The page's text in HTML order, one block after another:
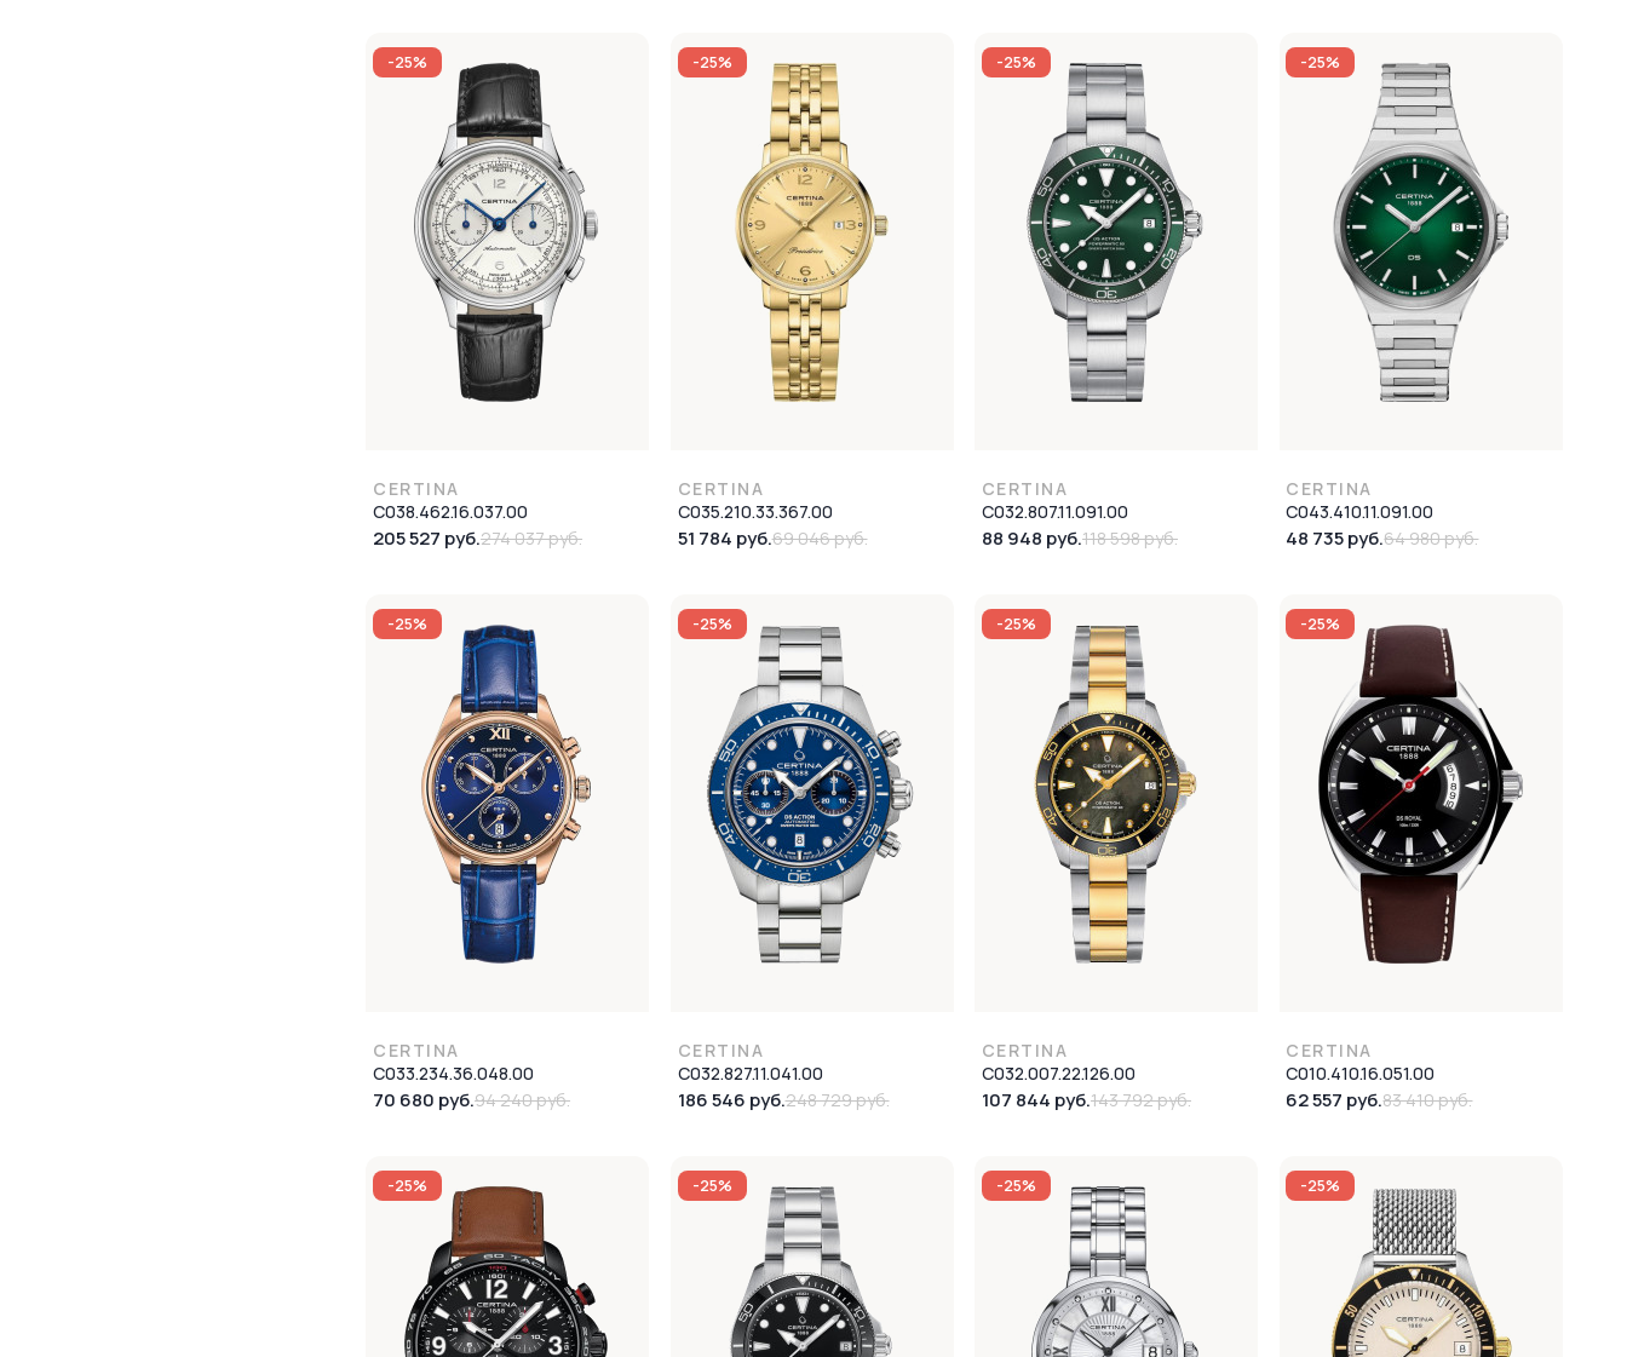
-25%
CERTINA
C038.462.16.037.00
205 527 руб.274 037 руб.
-25%
CERTINA
C035.210.33.367.00
51 784 руб.69 046 руб.
-25%
CERTINA
C032.807.11.091.00
88 948 руб.118 598 руб.
-25%
CERTINA
C043.410.11.091.00
48 735 руб.64 980 руб.
-25%
CERTINA
C033.234.36.048.00
70 680 руб.94 240 руб.
-25%
CERTINA
C032.827.11.041.00
186 546 руб.248 729 руб.
-25%
CERTINA
C032.007.22.126.00
107 844 руб.143 792 руб.
-25%
CERTINA
C010.410.16.051.00
62 557 руб.83 410 руб.
-25% -25% -25% -25%